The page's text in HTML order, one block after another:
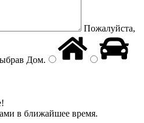
Пожалуйста,
Дом.
в ближайшее время.